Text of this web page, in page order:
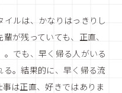
イルは、かなりはっきりし
が残っていても、正直、
でも、早く帰る人がいる
。結果的に、早く帰る流
は正直、好きではありま